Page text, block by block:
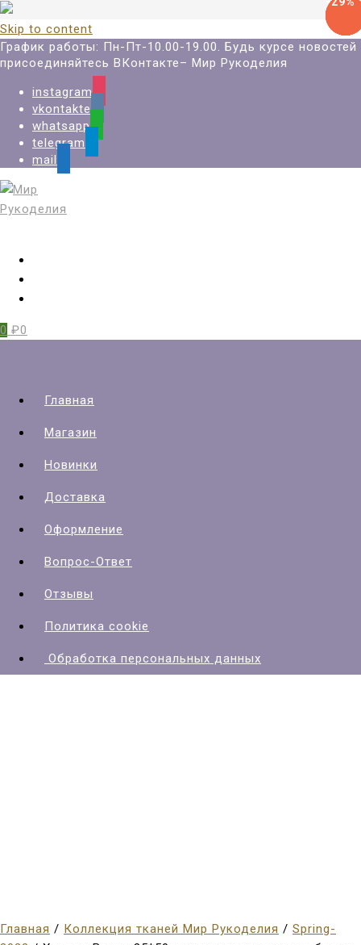
Skip to content
График работы: Пн-Пт-10.00-19.00. Будь курсе новостей
присоединяйтесь ВКонтакте– Мир Рукоделия
instagram
vkontakte
whatsapp
telegram
mail
0 ₽0
Главная
Магазин
Новинки
Доставка
Оформление
Вопрос-Ответ
Отзывы
Политика cookie
Обработка персональных данных
Главная / Коллекция тканей Мир Рукоделия / Spring-